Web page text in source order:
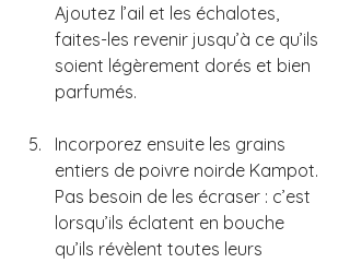
Ajoutez l’ail et les échalotes,
faites-les revenir jusqu’à ce qu’ils
soient légèrement dorés et bien
parfumés.
Incorporez ensuite les grains
entiers de poivre noirde Kampot.
Pas besoin de les écraser : c’est
lorsqu’ils éclatent en bouche
qu’ils révèlent toutes leurs